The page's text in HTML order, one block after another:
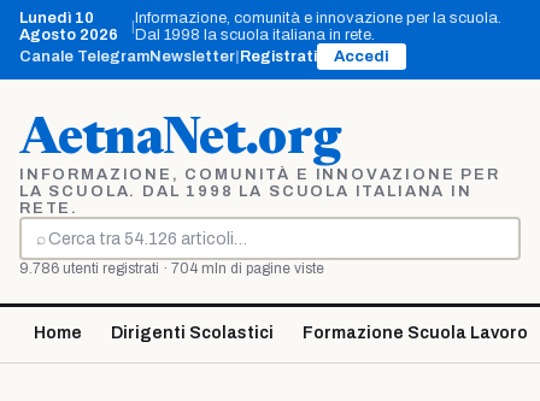
Vai
contenuto
Lunedì 10
Agosto 2026
Informazione, comunità e innovazione per la scuola.
Dal 1998 la scuola italiana in rete.
Canale TelegramNewsletter Registrati Accedi
AetnaNet.org
INFORMAZIONE, COMUNITÀ E INNOVAZIONE PER
LA SCUOLA. DAL 1998 LA SCUOLA ITALIANA IN
RETE.
⌕
Cerca
9.786 utenti registrati · 704 mln di pagine viste
Home Dirigenti Scolastici Formazione Scuola Lavoro